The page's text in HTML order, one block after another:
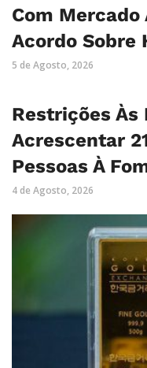
Com Mercado
Acordo Sobre
5 de Agosto, 2026
Restrições Às
Acrescentar
Pessoas À
4 de Agosto, 2026